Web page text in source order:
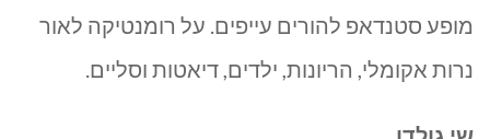
מופע סטנדאפ להורים עייפים. על רומנטיקה לאור
נרות אקומלי, הריונות, ילדים, דיאטות וסליים.